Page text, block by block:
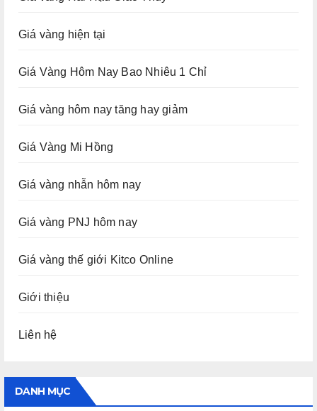
Giá vàng hiện tại
Giá Vàng Hôm Nay Bao Nhiêu 1 Chỉ
Giá vàng hôm nay tăng hay giảm
Giá Vàng Mi Hồng
Giá vàng nhẫn hôm nay
Giá vàng PNJ hôm nay
Giá vàng thế giới Kitco Online
Giới thiệu
Liên hệ
DANH MỤC